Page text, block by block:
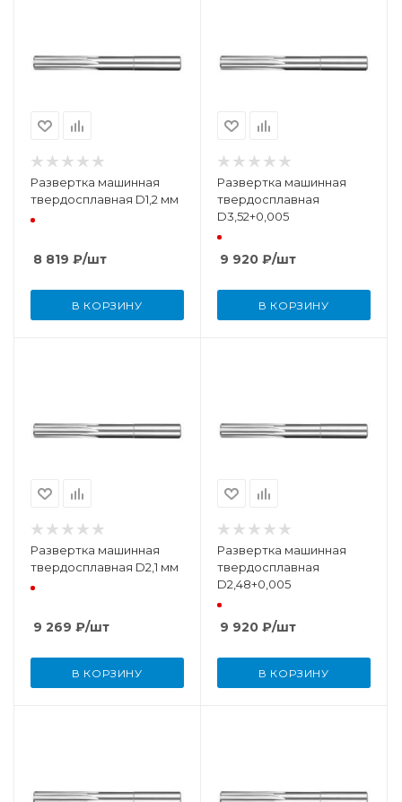
Развертка машинная
твердосплавная D1,2 мм
8 819 ₽/шт
В КОРЗИНУ
Развертка машинная
твердосплавная
D3,52+0,005
9 920 ₽/шт
В КОРЗИНУ
Развертка машинная
твердосплавная D2,1 мм
9 269 ₽/шт
В КОРЗИНУ
Развертка машинная
твердосплавная
D2,48+0,005
9 920 ₽/шт
В КОРЗИНУ